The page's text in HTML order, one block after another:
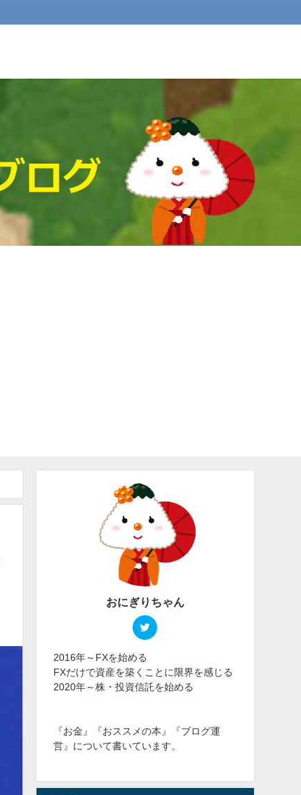
おにぎりちゃん
2016年～FXを始める
FXだけで資産を築くことに限界を感じる
2020年～株・投資信託を始める
『お金』『おススメの本』『ブログ運
営』について書いています。